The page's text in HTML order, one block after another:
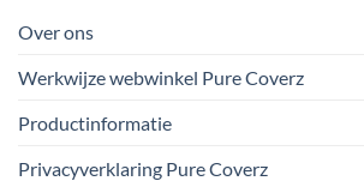
Over ons
Werkwijze webwinkel Pure Coverz
Productinformatie
Privacyverklaring Pure Coverz